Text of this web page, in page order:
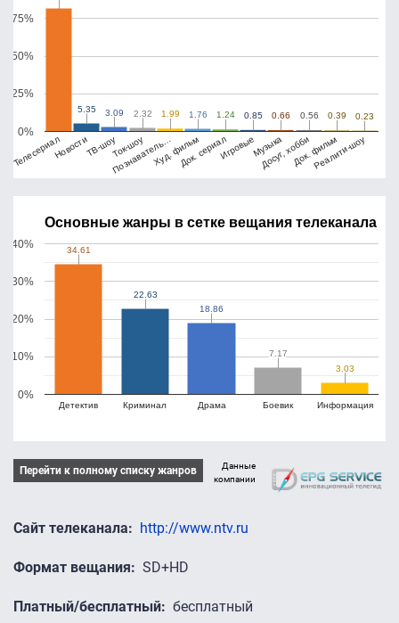
ТелесериалНовостиТВ-шоуТок-шоу
Познаватель…Худ. фильмДок. сериалИгровыеМузыка
Досуг, хоббиДок. фильм
Реалити-шоу
0%
25%
50%
75%
5.35
5.35 3.09
3.09 2.32
2.32 1.99
1.99 1.76
1.76 1.24
1.24 0.85
0.85 0.66
0.66 0.56
0.56 0.39
0.39 0.23
0.23
Основные жанры в сетке вещания телеканала
Детектив Криминал Драма Боевик Информация
0%
10%
20%
30%
40% 34.61
34.61
22.63
22.63
18.86
18.86
7.17
7.17
3.03
3.03
Перейти к полному списку жанров
Данные
компании
Сайт телеканала http://www.ntv.ru
Формат вещания SD+HD
Платный/бесплатный бесплатный